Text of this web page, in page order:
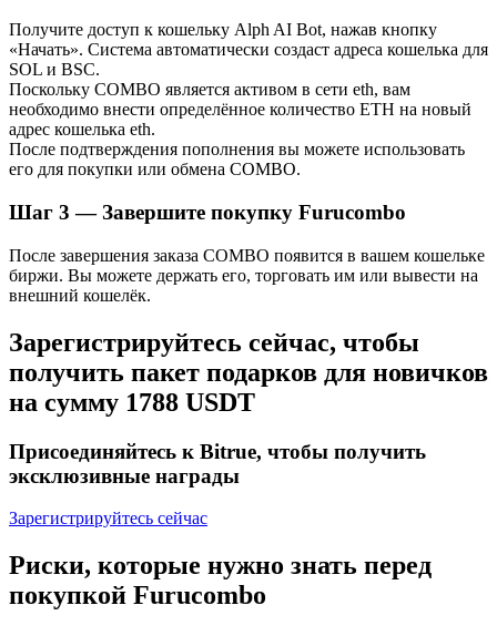
Bitrue Партнеры
Партнеры Bitrue
До 65% комиссии!
Получите доступ к кошельку Alph AI Bot, нажав кнопку
«Начать». Система автоматически создаст адреса кошелька для
SOL и BSC.
Поскольку COMBO является активом в сети eth, вам
необходимо внести определённое количество ETH на новый
адрес кошелька eth.
После подтверждения пополнения вы можете использовать
его для покупки или обмена COMBO.
Шаг 3 —Завершите покупку Furucombo
После завершения заказа COMBO появится в вашем кошельке
биржи. Вы можете держать его, торговать им или вывести на
внешний кошелёк.
Зарегистрируйтесь сейчас, чтобы
получить пакет подарков для новичков
на сумму 1788 USDT
Присоединяйтесь к Bitrue, чтобы получить
эксклюзивные награды
Зарегистрируйтесь сейчас
Риски, которые нужно знать перед
покупкой Furucombo